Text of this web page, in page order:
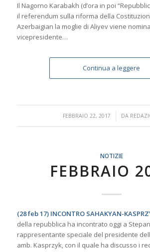
Il Nagorno Karabakh (d’ora in poi
il referendum sulla riforma della
Azerbaigian la moglie di Aliyev viene
vicepresidente…
Continua a leggere
FEBBRAIO 22, 2017
/ DA
NOTIZIE
FEBBRAIO
(28 feb 17) INCONTRO SAHAKYAN-
della repubblica ha incontrato oggi a
rappresentante speciale del presidente
amb. Kasprzyk, con il quale ha discusso i